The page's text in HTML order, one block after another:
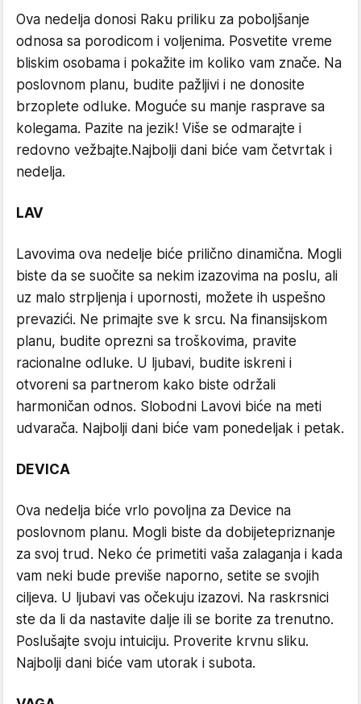
Ova nedelja donosi Raku priliku za poboljšanje
odnosa sa porodicom i voljenima. Posvetite vreme
bliskim osobama i pokažite im koliko vam znače. Na
poslovnom planu, budite pažljivi i ne donosite
brzoplete odluke. Moguće su manje rasprave sa
kolegama. Pazite na jezik! Više se odmarajte i
redovno vežbajte.Najbolji dani biće vam četvrtak i
nedelja.
LAV
Lavovima ova nedelje biće prilično dinamična. Mogli
biste da se suočite sa nekim izazovima na poslu, ali
uz malo strpljenja i upornosti, možete ih uspešno
prevazići. Ne primajte sve k srcu. Na finansijskom
planu, budite oprezni sa troškovima, pravite
racionalne odluke. U ljubavi, budite iskreni i
otvoreni sa partnerom kako biste održali
harmoničan odnos. Slobodni Lavovi biće na meti
udvarača. Najbolji dani biće vam ponedeljak i petak.
DEVICA
Ova nedelja biće vrlo povoljna za Device na
poslovnom planu. Mogli biste da dobijetepriznanje
za svoj trud. Neko će primetiti vaša zalaganja i kada
vam neki bude previše naporno, setite se svojih
ciljeva. U ljubavi vas očekuju izazovi. Na raskrsnici
ste da li da nastavite dalje ili se borite za trenutno.
Poslušajte svoju intuiciju. Proverite krvnu sliku.
Najbolji dani biće vam utorak i subota.